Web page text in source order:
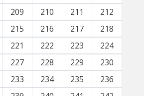
209 210 211
212
215 216 217
218
221 222 223
224
227 228 229
230
233 234 235
236